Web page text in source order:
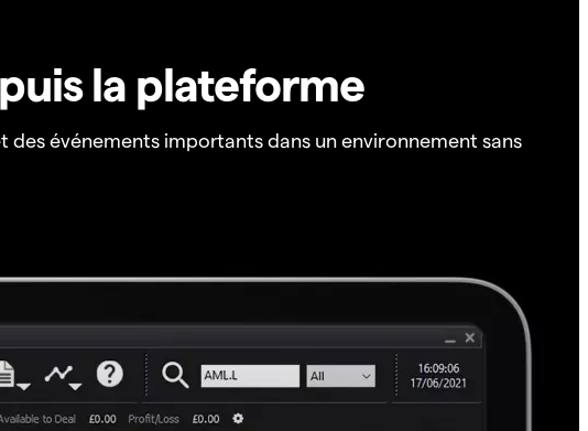
la plateforme
événements importants dans un environnement sans